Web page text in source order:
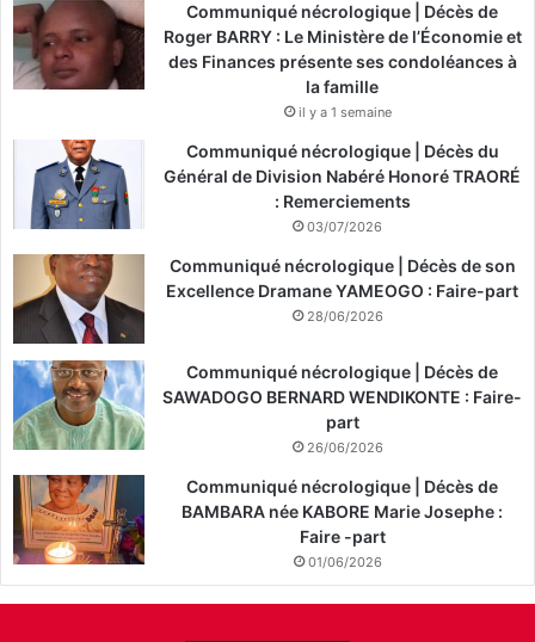
Communiqué nécrologique | Décès de
Roger BARRY : Le Ministère de l’Économie et
des Finances présente ses condoléances à
la famille
il y a 1 semaine
Communiqué nécrologique | Décès du
Général de Division Nabéré Honoré TRAORÉ
: Remerciements
03/07/2026
Communiqué nécrologique | Décès de son
Excellence Dramane YAMEOGO : Faire-part
28/06/2026
Communiqué nécrologique | Décès de
SAWADOGO BERNARD WENDIKONTE : Faire-
part
26/06/2026
Communiqué nécrologique | Décès de
BAMBARA née KABORE Marie Josephe :
Faire -part
01/06/2026